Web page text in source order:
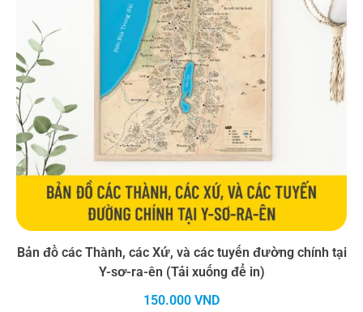
Bản đồ các Thành, các Xứ, và các tuyến đường chính tại
Y-sơ-ra-ên (Tải xuống để in)
150.000 VND